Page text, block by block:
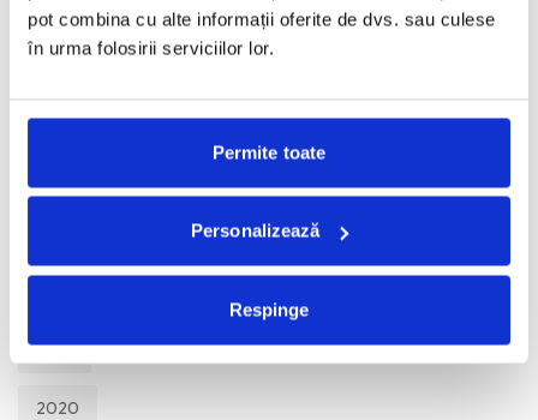
pot combina cu alte informații oferite de dvs. sau culese
în urma folosirii serviciilor lor.
Permite toate
Personalizează
Respinge
2026
2025
2021
2020